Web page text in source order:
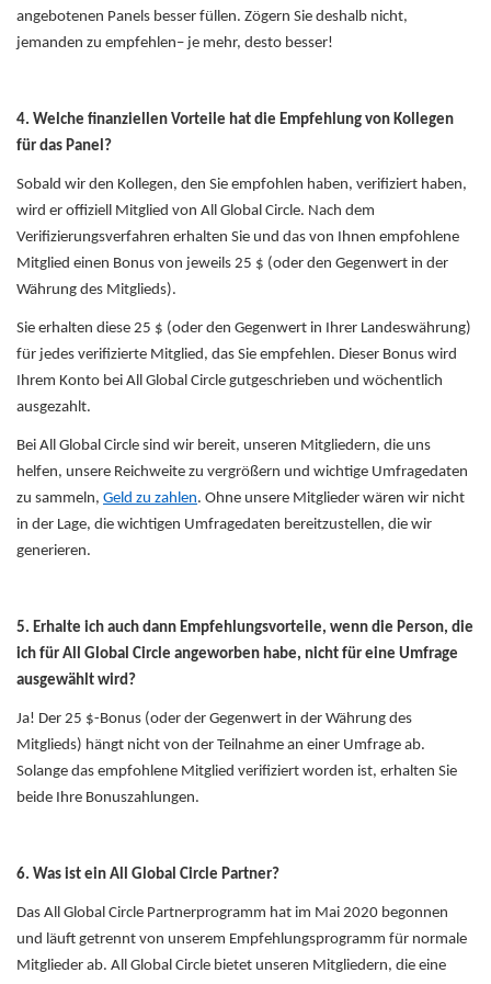
angebotenen Panels besser füllen. Zögern Sie deshalb nicht,
jemanden zu empfehlen– je mehr, desto besser!
4. Welche finanziellen Vorteile hat die Empfehlung von Kollegen
für das Panel?
Sobald wir den Kollegen, den Sie empfohlen haben, verifiziert haben,
wird er offiziell Mitglied von All Global Circle. Nach dem
Verifizierungsverfahren erhalten Sie und das von Ihnen empfohlene
Mitglied einen Bonus von jeweils 25 $ (oder den Gegenwert in der
Währung des Mitglieds).
Sie erhalten diese 25 $ (oder den Gegenwert in Ihrer Landeswährung)
für jedes verifizierte Mitglied, das Sie empfehlen. Dieser Bonus wird
Ihrem Konto bei All Global Circle gutgeschrieben und wöchentlich
ausgezahlt.
Bei All Global Circle sind wir bereit, unseren Mitgliedern, die uns
helfen, unsere Reichweite zu vergrößern und wichtige Umfragedaten
zu sammeln, Geld zu zahlen. Ohne unsere Mitglieder wären wir nicht
in der Lage, die wichtigen Umfragedaten bereitzustellen, die wir
generieren.
5. Erhalte ich auch dann Empfehlungsvorteile, wenn die Person, die
ich für All Global Circle angeworben habe, nicht für eine Umfrage
ausgewählt wird?
Ja! Der 25 $-Bonus (oder der Gegenwert in der Währung des
Mitglieds) hängt nicht von der Teilnahme an einer Umfrage ab.
Solange das empfohlene Mitglied verifiziert worden ist, erhalten Sie
beide Ihre Bonuszahlungen.
6. Was ist ein All Global Circle Partner?
Das All Global Circle Partnerprogramm hat im Mai 2020 begonnen
und läuft getrennt von unserem Empfehlungsprogramm für normale
Mitglieder ab. All Global Circle bietet unseren Mitgliedern, die eine